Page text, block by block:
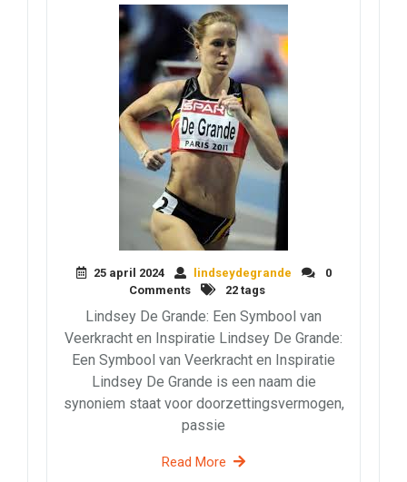
25 april 2024 lindseydegrande
0
Comments
22 tags
Lindsey De Grande: Een Symbool van
Veerkracht en Inspiratie Lindsey De Grande:
Een Symbool van Veerkracht en Inspiratie
Lindsey De Grande is een naam die
synoniem staat voor doorzettingsvermogen,
passie
Read More